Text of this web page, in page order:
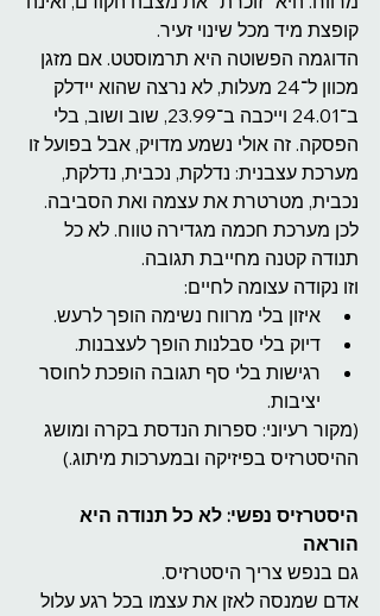
קופצת מיד מכל שינוי זעיר.
הדוגמה הפשוטה היא תרמוסטט. אם מזגן
מכוון ל־24 מעלות, לא נרצה שהוא יידלק
ב־24.01 וייכבה ב־23.99, שוב ושוב, בלי
הפסקה. זה אולי נשמע מדויק, אבל בפועל זו
מערכת עצבנית: נדלקת, נכבית, נדלקת,
נכבית, מטרטרת את עצמה ואת הסביבה.
לכן מערכת חכמה מגדירה טווח. לא כל
תנודה קטנה מחייבת תגובה.
וזו נקודה עצומה לחיים:
איזון בלי מרווח נשימה הופך לרעש.
דיוק בלי סבלנות הופך לעצבנות.
רגישות בלי סף תגובה הופכת לחוסר
יציבות.
(מקור רעיוני: ספרות הנדסת בקרה ומושג
ההיסטרזיס בפיזיקה ובמערכות מיתוג.)
היסטרזיס נפשי: לא כל תנודה היא
הוראה
גם בנפש צריך היסטרזיס.
אדם שמנסה לאזן את עצמו בכל רגע עלול